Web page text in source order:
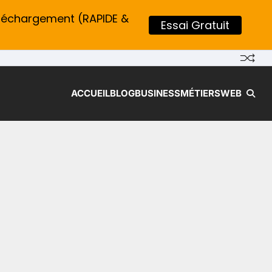
ACCUEILBLOGBUSINESSMÉTIERSWEB
(RAPIDE & Essai Gratuit